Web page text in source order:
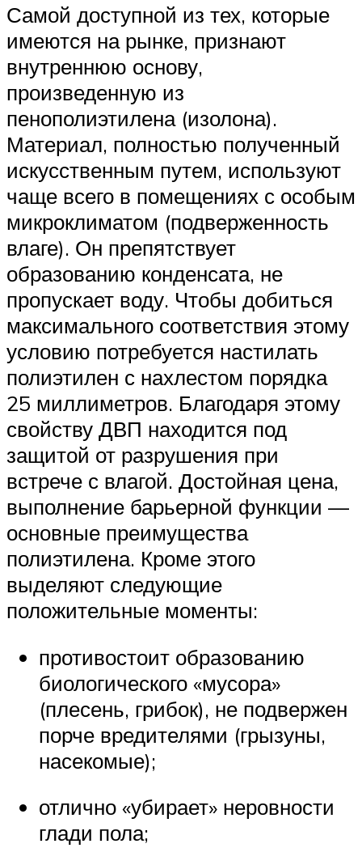
Самой доступной из тех, которые
имеются на рынке, признают
внутреннюю основу,
произведенную из
пенополиэтилена (изолона).
Материал, полностью полученный
искусственным путем, используют
чаще всего в помещениях с особым
микроклиматом (подверженность
влаге). Он препятствует
образованию конденсата, не
пропускает воду. Чтобы добиться
максимального соответствия этому
условию потребуется настилать
полиэтилен с нахлестом порядка
25 миллиметров. Благодаря этому
свойству ДВП находится под
защитой от разрушения при
встрече с влагой. Достойная цена,
выполнение барьерной функции —
основные преимущества
полиэтилена. Кроме этого
выделяют следующие
положительные моменты:
противостоит образованию
биологического «мусора»
(плесень, грибок), не подвержен
порче вредителями (грызуны,
насекомые);
отлично «убирает» неровности
глади пола;